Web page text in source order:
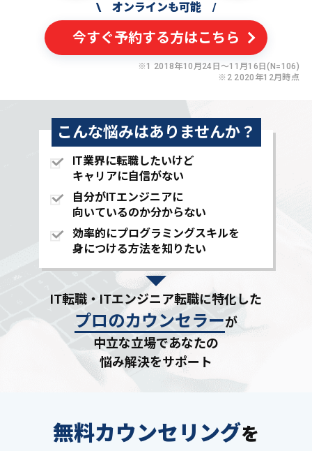
\ オンラインも可能 /
今すぐ予約する方はこちら
※1 2018年10月24日〜11月16日(N=106)
※2 2020年12月時点
こんな悩みはありませんか？
IT業界に転職したいけど
キャリアに自信がない
自分がITエンジニアに
向いているのか分からない
効率的にプログラミングスキルを
身につける方法を知りたい
IT転職・ITエンジニア転職に特化した
プロのカウンセラーが
中立な立場であなたの
悩み解決をサポート
無料カウンセリングを